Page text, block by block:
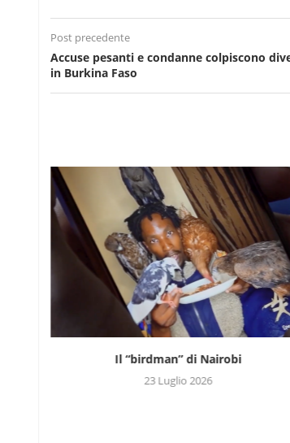
Post precedente
Accuse pesanti e condanne colpiscono
in Burkina Faso
Il “birdman” di Nairobi
23 Luglio 2026